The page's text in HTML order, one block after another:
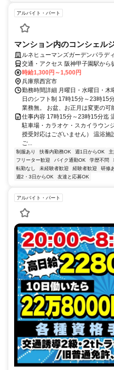
アルバイト・パート
マンション内のコンシェル
ルネヒューマンズガーデンパラデ
交通・アクセス 阪神甲子園駅から
時給1,300円～1,500円
兵庫県西宮市
勤務時間詳細 月曜日・水曜日・
日のシフト制 17時15分～23時15
業務無。 お盆、お正月は変更の可
仕事内容 17時15分～23時15分迄
駐車場・カラオケ・スカイラウン
授受対応はございません） 温浴
ご...
制服あり 扶養内勤務OK 週1日からOK
フリーター歓迎
バイク通勤OK 学歴不問
転勤なし
未経験者歓迎 経験者歓迎 研修
週2・3日からOK
友達と応募OK
アルバイト・パート